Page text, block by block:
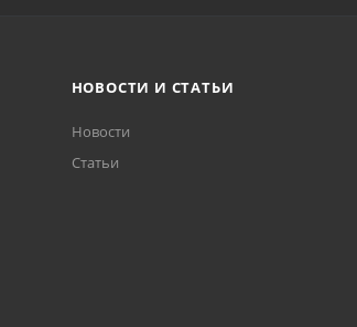
НОВОСТИ И СТАТЬИ
Новости
Статьи